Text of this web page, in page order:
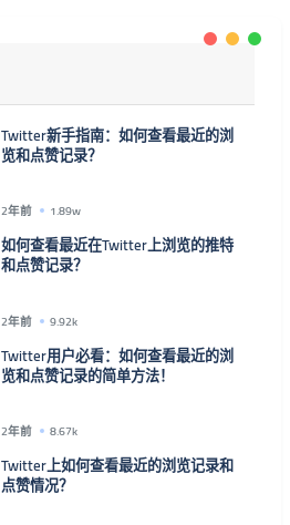
Twitter新手指南：如何查看最近的浏
览和点赞记录？
2年前 1.89w
如何查看最近在Twitter上浏览的推特
和点赞记录？
2年前 9.92k
Twitter用户必看：如何查看最近的浏
览和点赞记录的简单方法！
2年前 8.67k
Twitter上如何查看最近的浏览记录和
点赞情况？